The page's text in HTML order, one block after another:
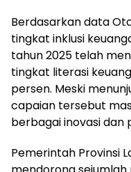
Berdasarkan data
tingkat inklusi
tahun 2025 telah
tingkat literasi
persen. Meski
capaian tersebut
berbagai inovasi
Pemerintah Provinsi